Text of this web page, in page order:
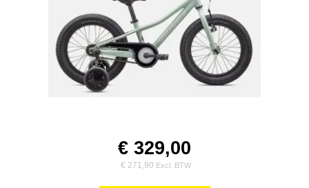
€ 329,00
€ 271,90